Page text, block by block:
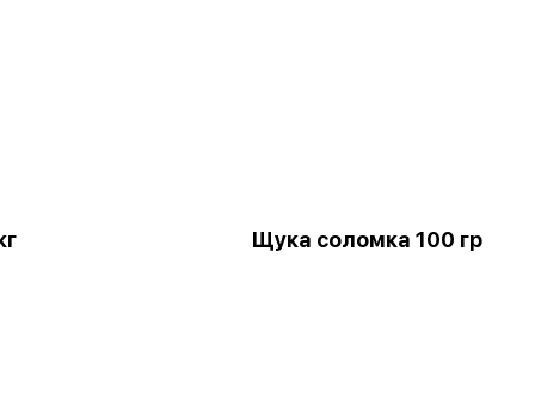
Щука соломка 100 гр